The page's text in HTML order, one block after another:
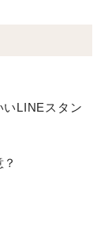
LINEスタン